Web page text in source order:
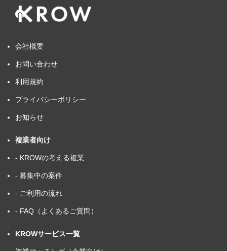
会社概要
お問い合わせ
利用規約
プライバシーポリシー
お知らせ
複業者向け
- KROWの考える複業
- 募集中の案件
- ご利用の流れ
- FAQ（よくあるご質問）
KROWサービス一覧